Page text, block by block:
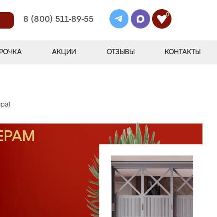
8 (800) 511-89-55
0
АКЦИИ ОТЗЫВЫ КОНТАКТЫ